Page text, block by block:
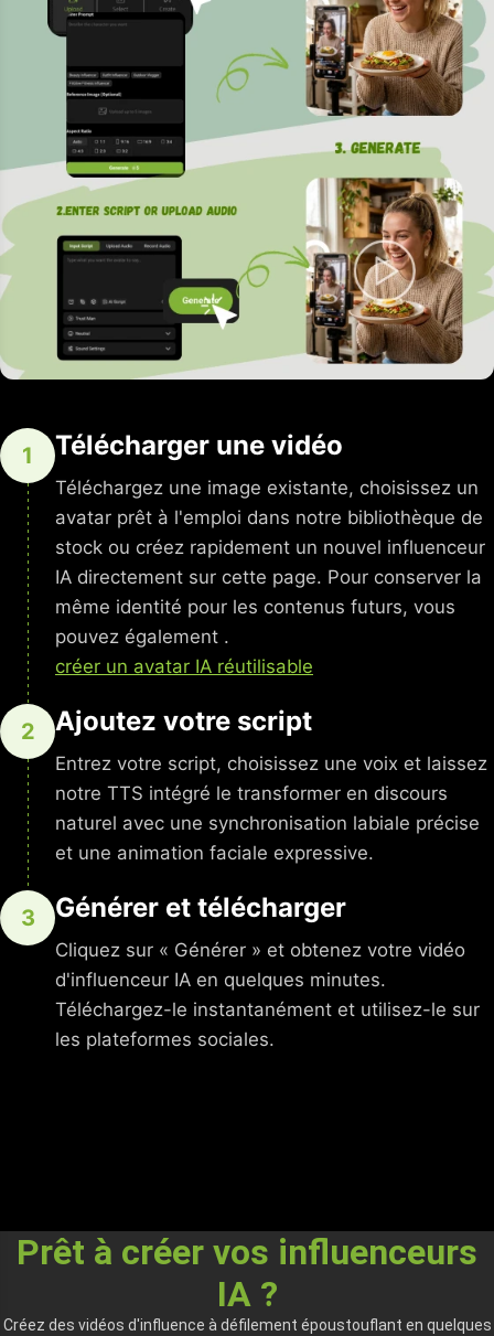
1 Télécharger une vidéo
Téléchargez une image existante, choisissez un
avatar prêt à l'emploi dans notre bibliothèque de
stock ou créez rapidement un nouvel influenceur
IA directement sur cette page. Pour conserver la
même identité pour les contenus futurs, vous
pouvez également .
créer un avatar IA réutilisable
2 Ajoutez votre script
Entrez votre script, choisissez une voix et laissez
notre TTS intégré le transformer en discours
naturel avec une synchronisation labiale précise
et une animation faciale expressive.
3 Générer et télécharger
Cliquez sur « Générer » et obtenez votre vidéo
d'influenceur IA en quelques minutes.
Téléchargez-le instantanément et utilisez-le sur
les plateformes sociales.
Prêt à créer vos influenceurs
IA ?
Créez des vidéos d'influence à défilement époustouflant en quelques